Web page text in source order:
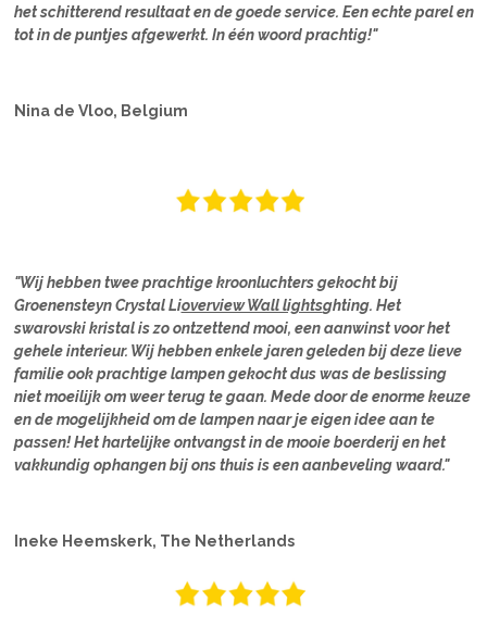
het schitterend resultaat en de goede service. Een echte parel en
tot in de puntjes afgewerkt. In één woord prachtig!"
Nina de Vloo, Belgium
"Wij hebben twee prachtige kroonluchters gekocht bij
Groenensteyn Crystal Lioverview Wall lightsghting. Het
swarovski kristal is zo ontzettend mooi, een aanwinst voor het
gehele interieur. Wij hebben enkele jaren geleden bij deze lieve
familie ook prachtige lampen gekocht dus was de beslissing
niet moeilijk om weer terug te gaan. Mede door de enorme keuze
en de mogelijkheid om de lampen naar je eigen idee aan te
passen! Het hartelijke ontvangst in de mooie boerderij en het
vakkundig ophangen bij ons thuis is een aanbeveling waard."
Ineke Heemskerk, The Netherlands